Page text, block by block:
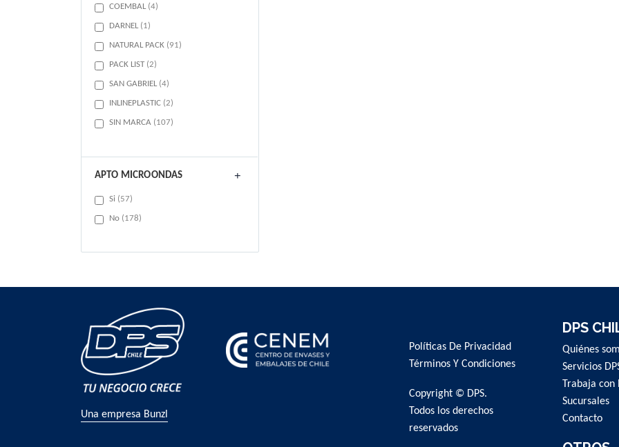
COEMBAL 4items
DARNEL 1item
NATURAL PACK 91items
PACK LIST 2items
SAN GABRIEL 4items
INLINEPLASTIC 2items
SIN MARCA 107items
APTO MICROONDAS
Si 57items
No 178items
Una empresa Bunzl
Políticas De Privacidad
Términos Y Condiciones
Copyright © DPS.
Todos los derechos
reservados
DPS
Quiénes
Servicios
Trabaja con
Sucursales
Contacto